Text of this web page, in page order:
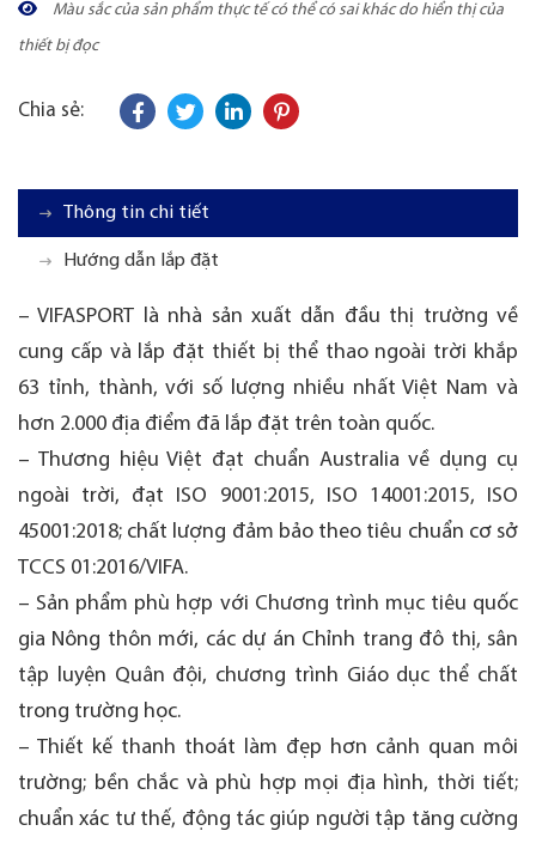
Màu sắc của sản phẩm thực tế có thể có sai khác do hiển thị của
thiết bị đọc
Chia sẻ:
Thông tin chi tiết
Hướng dẫn lắp đặt
– VIFASPORT là nhà sản xuất dẫn đầu thị trường về
cung cấp và lắp đặt thiết bị thể thao ngoài trời khắp
63 tỉnh, thành, với số lượng nhiều nhất Việt Nam và
hơn 2.000 địa điểm đã lắp đặt trên toàn quốc.
– Thương hiệu Việt đạt chuẩn Australia về dụng cụ
ngoài trời, đạt ISO 9001:2015, ISO 14001:2015, ISO
45001:2018; chất lượng đảm bảo theo tiêu chuẩn cơ sở
TCCS 01:2016/VIFA.
– Sản phẩm phù hợp với Chương trình mục tiêu quốc
gia Nông thôn mới, các dự án Chỉnh trang đô thị, sân
tập luyện Quân đội, chương trình Giáo dục thể chất
trong trường học.
– Thiết kế thanh thoát làm đẹp hơn cảnh quan môi
trường; bền chắc và phù hợp mọi địa hình, thời tiết;
chuẩn xác tư thế, động tác giúp người tập tăng cường